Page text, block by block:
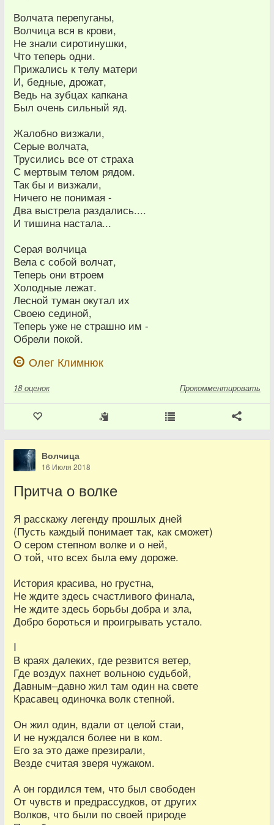
Волчата перепуганы,
Волчица вся в крови,
Не знали сиротинушки,
Что теперь одни.
Прижались к телу матери
И, бедные, дрожат,
Ведь на зубцах капкана
Был очень сильный яд.
Жалобно визжали,
Серые волчата,
Трусились все от страха
С мертвым телом рядом.
Так бы и визжали,
Ничего не понимая -
Два выстрела раздались....
И тишина настала...
Серая волчица
Вела с собой волчат,
Теперь они втроем
Холодные лежат.
Лесной туман окутал их
Своею сединой,
Теперь уже не страшно им -
Обрели покой.
Олег Климнюк
18 оценок Прокомментировать
Волчица
16 Июля 2018
Притча о волке
Я расскажу легенду прошлых дней
(Пусть каждый понимает так, как сможет)
О сером степном волке и о ней,
О той, что всех была ему дороже.
История красива, но грустна,
Не ждите здесь счастливого финала,
Не ждите здесь борьбы добра и зла,
Добро бороться и проигрывать устало.
I
В краях далеких, где резвится ветер,
Где воздух пахнет вольною судьбой,
Давным–давно жил там один на свете
Красавец одиночка волк степной.
Он жил один, вдали от целой стаи,
И не нуждался более ни в ком.
Его за это даже презирали,
Везде считая зверя чужаком.
А он гордился тем, что был свободен
От чувств и предрассудков, от других
Волков, что были по своей природе